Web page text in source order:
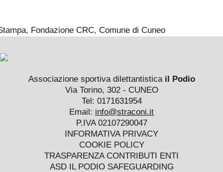
Associazione sportiva dilettantistica il Podio
Via Torino, 302 - CUNEO
Tel: 0171631954
Email: info@straconi.it
P.IVA 02107290047
INFORMATIVA PRIVACY
COOKIE POLICY
TRASPARENZA CONTRIBUTI ENTI
ASD IL PODIO SAFEGUARDING